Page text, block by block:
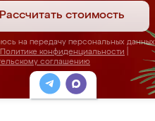
Рассчитать стоимость
на передачу персональных данных
Политике конфиденциальности
соглашению